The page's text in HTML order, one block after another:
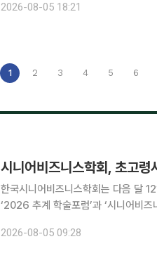
2026-08-05 18:21
1 2 3 4 5 6
시니어비즈니스학회, 초고령
한국시니어비즈니스학회는 다음 달
‘2026 추계 학술포럼’과 ‘시니어비
의하고, 학계와 산업계, 정책 현장의
2026-08-05 09:28